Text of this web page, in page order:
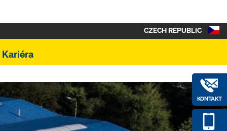
Kariéra
KONTAKT
CZECH REPUBLIC